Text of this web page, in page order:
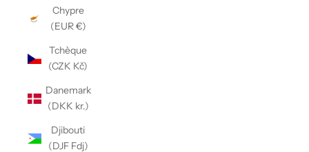
Chypre
(EUR €)
Tchèque
(CZK Kč)
Danemark
(DKK kr.)
Djibouti
(DJF Fdj)